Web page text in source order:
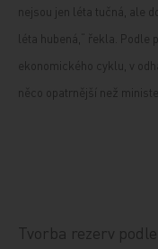
nejsou jen léta tučná, ale
léta hubená,“ řekla. Podle
ekonomického cyklu, v
něco opatrnější než
Tvorba rezerv